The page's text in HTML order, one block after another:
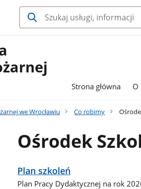
Strona główna O
we Wrocławiu Co robimy
Ośrodek
Plan szkoleń
Plan Pracy Dydaktycznej na rok